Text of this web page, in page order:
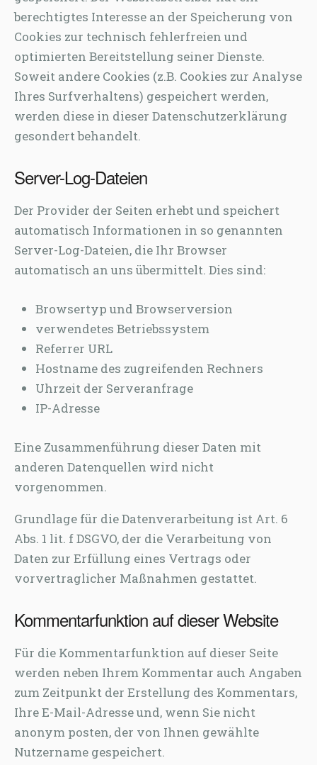
berechtigtes Interesse an der Speicherung von
Cookies zur technisch fehlerfreien und
optimierten Bereitstellung seiner Dienste.
Soweit andere Cookies (z.B. Cookies zur Analyse
Ihres Surfverhaltens) gespeichert werden,
werden diese in dieser Datenschutzerklärung
gesondert behandelt.
Server-Log-Dateien
Der Provider der Seiten erhebt und speichert
automatisch Informationen in so genannten
Server-Log-Dateien, die Ihr Browser
automatisch an uns übermittelt. Dies sind:
Browsertyp und Browserversion
verwendetes Betriebssystem
Referrer URL
Hostname des zugreifenden Rechners
Uhrzeit der Serveranfrage
IP-Adresse
Eine Zusammenführung dieser Daten mit
anderen Datenquellen wird nicht
vorgenommen.
Grundlage für die Datenverarbeitung ist Art. 6
Abs. 1 lit. f DSGVO, der die Verarbeitung von
Daten zur Erfüllung eines Vertrags oder
vorvertraglicher Maßnahmen gestattet.
Kommentarfunktion auf dieser Website
Für die Kommentarfunktion auf dieser Seite
werden neben Ihrem Kommentar auch Angaben
zum Zeitpunkt der Erstellung des Kommentars,
Ihre E-Mail-Adresse und, wenn Sie nicht
anonym posten, der von Ihnen gewählte
Nutzername gespeichert.